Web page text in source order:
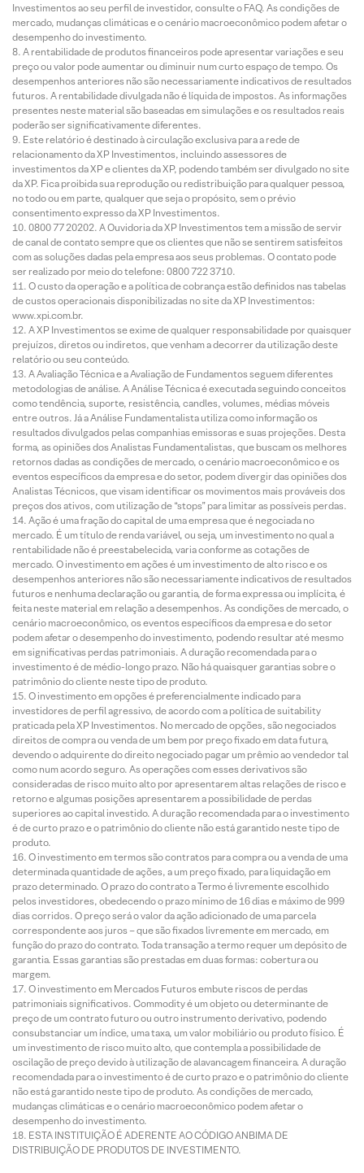
Investimentos ao seu perfil de investidor, consulte o FAQ. As condições de
mercado, mudanças climáticas e o cenário macroeconômico podem afetar o
desempenho do investimento.
A rentabilidade de produtos financeiros pode apresentar variações e seu
preço ou valor pode aumentar ou diminuir num curto espaço de tempo. Os
desempenhos anteriores não são necessariamente indicativos de resultados
futuros. A rentabilidade divulgada não é líquida de impostos. As informações
presentes neste material são baseadas em simulações e os resultados reais
poderão ser significativamente diferentes.
Este relatório é destinado à circulação exclusiva para a rede de
relacionamento da XP Investimentos, incluindo assessores de
investimentos da XP e clientes da XP, podendo também ser divulgado no site
da XP. Fica proibida sua reprodução ou redistribuição para qualquer pessoa,
no todo ou em parte, qualquer que seja o propósito, sem o prévio
consentimento expresso da XP Investimentos.
0800 77 20202. A Ouvidoria da XP Investimentos tem a missão de servir
de canal de contato sempre que os clientes que não se sentirem satisfeitos
com as soluções dadas pela empresa aos seus problemas. O contato pode
ser realizado por meio do telefone: 0800 722 3710.
O custo da operação e a política de cobrança estão definidos nas tabelas
de custos operacionais disponibilizadas no site da XP Investimentos:
www.xpi.com.br.
A XP Investimentos se exime de qualquer responsabilidade por quaisquer
prejuízos, diretos ou indiretos, que venham a decorrer da utilização deste
relatório ou seu conteúdo.
A Avaliação Técnica e a Avaliação de Fundamentos seguem diferentes
metodologias de análise. A Análise Técnica é executada seguindo conceitos
como tendência, suporte, resistência, candles, volumes, médias móveis
entre outros. Já a Análise Fundamentalista utiliza como informação os
resultados divulgados pelas companhias emissoras e suas projeções. Desta
forma, as opiniões dos Analistas Fundamentalistas, que buscam os melhores
retornos dadas as condições de mercado, o cenário macroeconômico e os
eventos específicos da empresa e do setor, podem divergir das opiniões dos
Analistas Técnicos, que visam identificar os movimentos mais prováveis dos
preços dos ativos, com utilização de “stops” para limitar as possíveis perdas.
Ação é uma fração do capital de uma empresa que é negociada no
mercado. É um título de renda variável, ou seja, um investimento no qual a
rentabilidade não é preestabelecida, varia conforme as cotações de
mercado. O investimento em ações é um investimento de alto risco e os
desempenhos anteriores não são necessariamente indicativos de resultados
futuros e nenhuma declaração ou garantia, de forma expressa ou implícita, é
feita neste material em relação a desempenhos. As condições de mercado, o
cenário macroeconômico, os eventos específicos da empresa e do setor
podem afetar o desempenho do investimento, podendo resultar até mesmo
em significativas perdas patrimoniais. A duração recomendada para o
investimento é de médio-longo prazo. Não há quaisquer garantias sobre o
patrimônio do cliente neste tipo de produto.
O investimento em opções é preferencialmente indicado para
investidores de perfil agressivo, de acordo com a política de suitability
praticada pela XP Investimentos. No mercado de opções, são negociados
direitos de compra ou venda de um bem por preço fixado em data futura,
devendo o adquirente do direito negociado pagar um prêmio ao vendedor tal
como num acordo seguro. As operações com esses derivativos são
consideradas de risco muito alto por apresentarem altas relações de risco e
retorno e algumas posições apresentarem a possibilidade de perdas
superiores ao capital investido. A duração recomendada para o investimento
é de curto prazo e o patrimônio do cliente não está garantido neste tipo de
produto.
O investimento em termos são contratos para compra ou a venda de uma
determinada quantidade de ações, a um preço fixado, para liquidação em
prazo determinado. O prazo do contrato a Termo é livremente escolhido
pelos investidores, obedecendo o prazo mínimo de 16 dias e máximo de 999
dias corridos. O preço será o valor da ação adicionado de uma parcela
correspondente aos juros – que são fixados livremente em mercado, em
função do prazo do contrato. Toda transação a termo requer um depósito de
garantia. Essas garantias são prestadas em duas formas: cobertura ou
margem.
O investimento em Mercados Futuros embute riscos de perdas
patrimoniais significativos. Commodity é um objeto ou determinante de
preço de um contrato futuro ou outro instrumento derivativo, podendo
consubstanciar um índice, uma taxa, um valor mobiliário ou produto físico. É
um investimento de risco muito alto, que contempla a possibilidade de
oscilação de preço devido à utilização de alavancagem financeira. A duração
recomendada para o investimento é de curto prazo e o patrimônio do cliente
não está garantido neste tipo de produto. As condições de mercado,
mudanças climáticas e o cenário macroeconômico podem afetar o
desempenho do investimento.
ESTA INSTITUIÇÃO É ADERENTE AO CÓDIGO ANBIMA DE
DISTRIBUIÇÃO DE PRODUTOS DE INVESTIMENTO.